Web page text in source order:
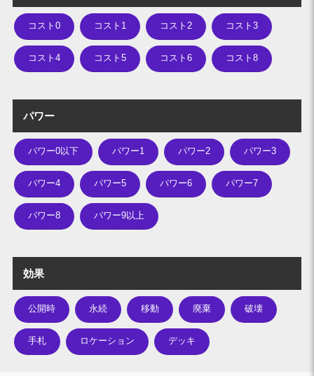
コスト0 コスト1 コスト2 コスト3
コスト4 コスト5 コスト6 コスト8
パワー
パワー0以下 パワー1 パワー2 パワー3
パワー4 パワー5 パワー6 パワー7
パワー8 パワー9以上
効果
公開時 永続 移動 廃棄 破壊
手札 ロケーション デッキ